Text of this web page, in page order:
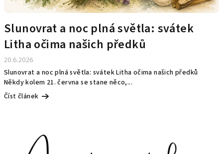
Slunovrat a noc plná světla: svátek
Litha očima našich předků
20.6.2026
Slunovrat a noc plná světla: svátek Litha očima našich předků
Někdy kolem 21. června se stane něco,...
Číst článek